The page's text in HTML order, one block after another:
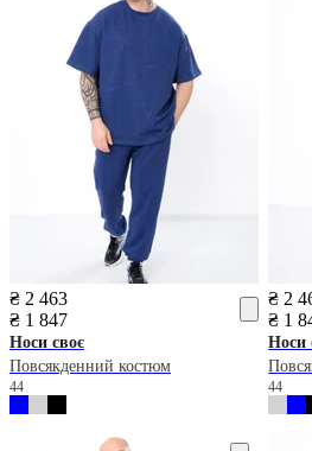
₴ 2 463
₴ 1 847
Носи своє
Повсякденний костюм
44
₴ 2
₴ 1
Носи
44